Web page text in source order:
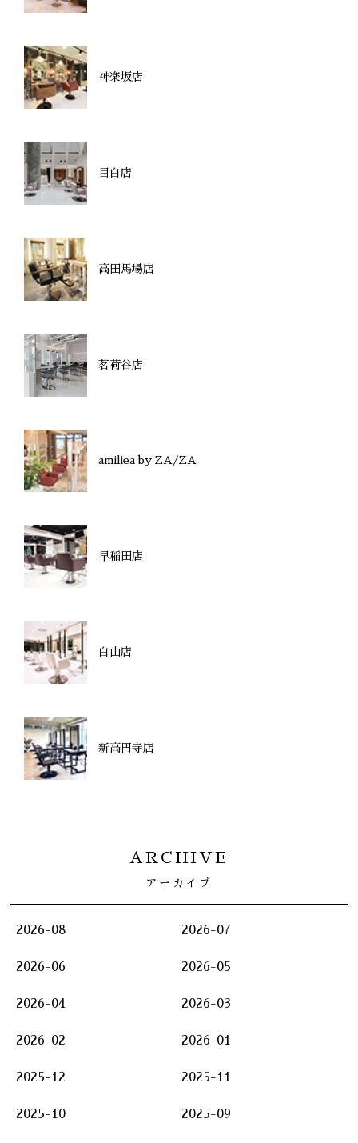
神楽坂店
目白店
高田馬場店
茗荷谷店
amiliea by ZA/ZA
早稲田店
白山店
新高円寺店
ARCHIVE
アーカイブ
2026-08 2026-07
2026-06 2026-05
2026-04 2026-03
2026-02 2026-01
2025-12 2025-11
2025-10 2025-09